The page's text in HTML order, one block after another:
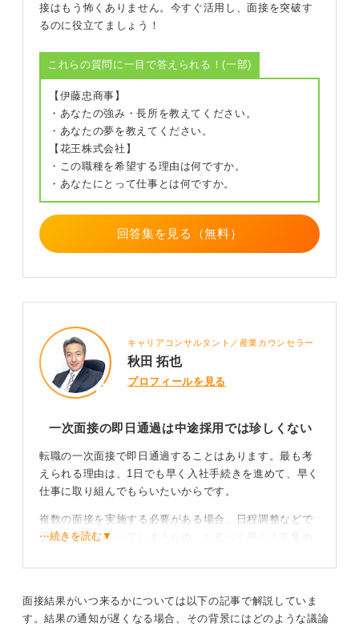
られます。
と、他社の選考が終わらないうちに決断を迫られる可能
性があるでしょう。
自身の状況と照らし合わせ、本当に決めきれるのかを冷
静に判断する必要があります。
0
接はもう怖くありません。今すぐ活用し、面接を突破す
るのに役立てましょう！
これらの質問に一目で答えられる！(一部)
【伊藤忠商事】
・あなたの強み・長所を教えてください。
・あなたの夢を教えてください。
【花王株式会社】
・この職種を希望する理由は何ですか。
・あなたにとって仕事とは何ですか。
回答集を見る（無料）
キャリアコンサルタント／産業カウンセラー
秋田 拓也
プロフィールを見る
一次面接の即日通過は中途採用では珍しくない
転職の一次面接で即日通過することはあります。最も考
えられる理由は、1日でも早く入社手続きを進めて、早く
仕事に取り組んでもらいたいからです。
複数の面接を実施する必要がある場合、日程調整などで
選考日数がかかってしまうため、なるべく早く人を集め
でも早い手続きをしたいと考えているのです。このよう
に、早い決断が求められるので応募者への連絡も早くな
⋯続きを読む▼
面接結果がいつ来るかについては以下の記事で解説していま
す。結果の通知が遅くなる場合、その背景にはどのような議論